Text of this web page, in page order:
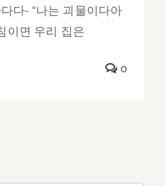
다- “나는 괴물이다아
이면 우리 집은
0